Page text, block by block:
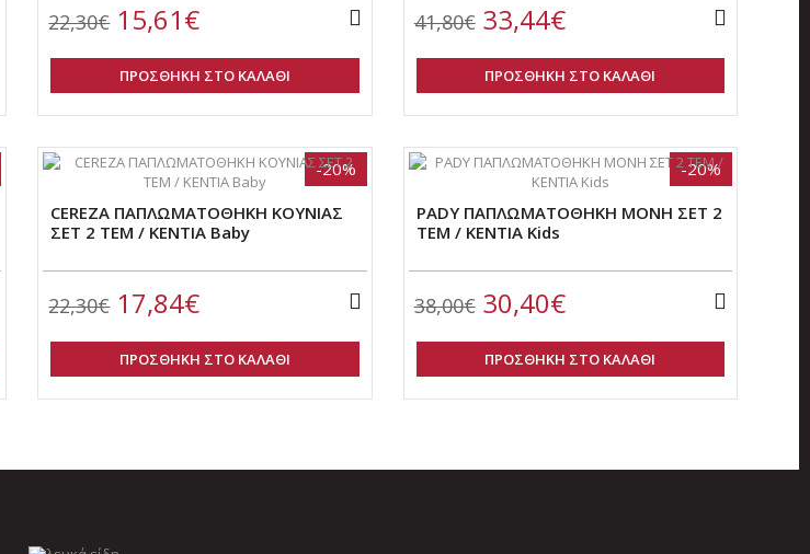
22,30€15,61€
ΠΡΟΣΘΗΚΗ ΣΤΟ ΚΑΛΑΘΙ
41,80€33,44€
ΠΡΟΣΘΗΚΗ ΣΤΟ ΚΑΛΑΘΙ
-20%
CEREZA ΠΑΠΛΩΜΑΤΟΘΗΚΗ ΚΟΥΝΙΑΣ
ΣΕΤ 2 ΤΕΜ / KENTIA Baby
22,30€17,84€
ΠΡΟΣΘΗΚΗ ΣΤΟ ΚΑΛΑΘΙ
-20%
PADY ΠΑΠΛΩΜΑΤΟΘΗΚΗ ΜΟΝΗ ΣΕΤ 2
ΤΕΜ / KENTIA Kids
38,00€30,40€
ΠΡΟΣΘΗΚΗ ΣΤΟ ΚΑΛΑΘΙ